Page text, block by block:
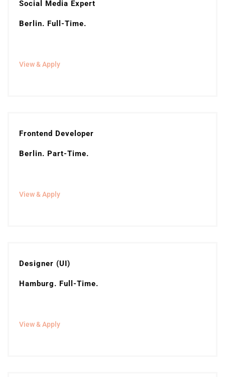
Social Media Expert
Berlin. Full-Time.
View & Apply
Frontend Developer
Berlin. Part-Time.
View & Apply
Designer (UI)
Hamburg. Full-Time.
View & Apply